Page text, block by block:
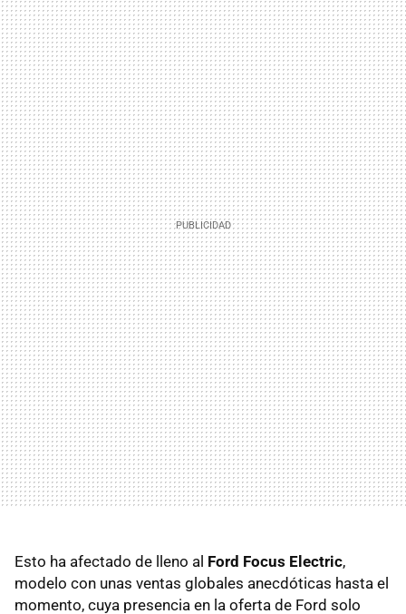
Esto ha afectado de lleno al Ford Focus Electric,
modelo con unas ventas globales anecdóticas hasta el
momento, cuya presencia en la oferta de Ford solo